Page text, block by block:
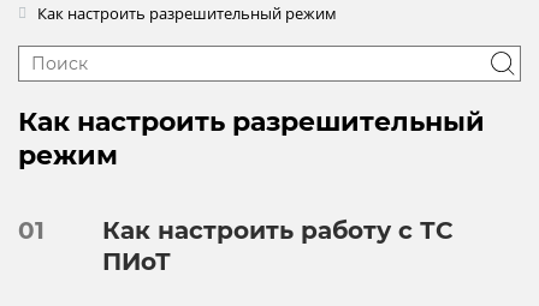
Как настроить разрешительный режим
Как настроить разрешительный
режим
01
Как настроить работу с ТС
ПИоТ